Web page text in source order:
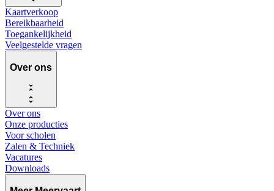
Kaartverkoop
Bereikbaarheid
Toegankelijkheid
Veelgestelde vragen
Over ons
Over ons
Onze producties
Voor scholen
Zalen & Techniek
Vacatures
Downloads